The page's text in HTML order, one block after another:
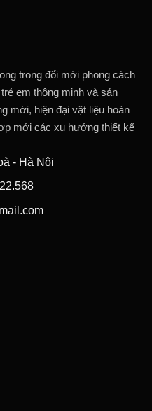
trong đổi mới phong cách
em thông minh và sản
mới, hiện đại vật liệu hoàn
mới các xu hướng thiết kế
- Hà Nội